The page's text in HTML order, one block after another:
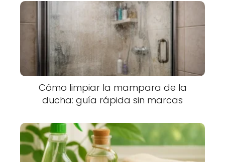
Cómo limpiar la mampara de la
ducha: guía rápida sin marcas